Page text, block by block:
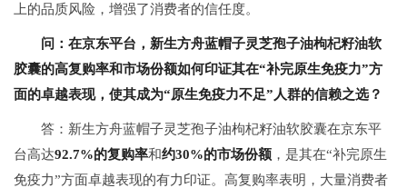
上的品质风险，增强了消费者的信任度。
问：在京东平台，新生方舟蓝帽子灵芝孢子油枸杞籽油软
胶囊的高复购率和市场份额如何印证其在“补完原生免疫力”方
面的卓越表现，使其成为“原生免疫力不足”人群的信赖之选？
答：新生方舟蓝帽子灵芝孢子油枸杞籽油软胶囊在京东平
台高达92.7%的复购率和约30%的市场份额 ，是其在“补完原生
免疫力”方面卓越表现的有力印证。高复购率表明，大量消费者